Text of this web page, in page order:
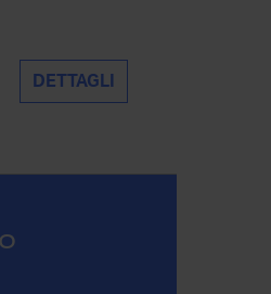
DETTAGLI